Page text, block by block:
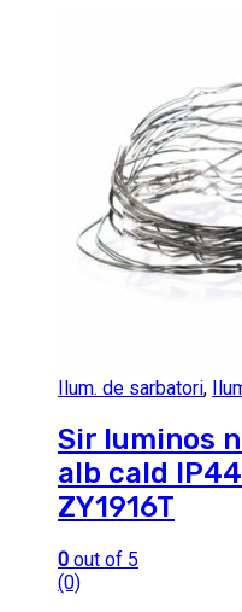
Ilum. de sarbatori,
Sir luminos
alb cald
ZY1916T
0 out of 5
(0)